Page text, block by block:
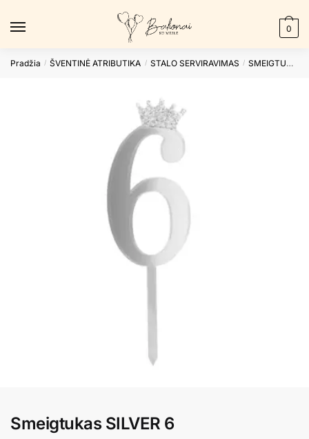
0
Pradžia / ŠVENTINĖ ATRIBUTIKA / STALO SERVIRAVIMAS / SMEIGTUKAI
Smeigtukas SILVER 6